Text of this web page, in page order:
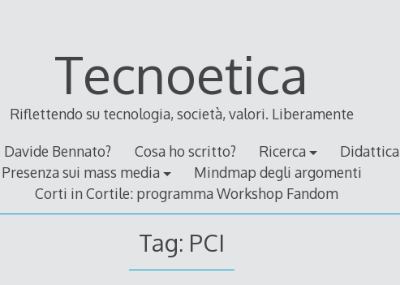
Tecnoetica
Riflettendo su tecnologia, società, valori. Liberamente
Davide Bennato? Cosa ho scritto? Ricerca
Didattica
Presenza sui mass media
Mindmap degli argomenti
Corti in Cortile: programma Workshop Fandom
Tag: PCI